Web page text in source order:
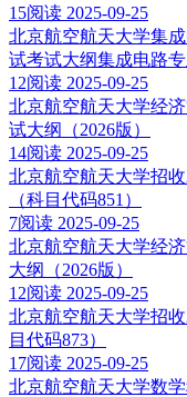
15阅读 2025-09-25
北京航空航天大学集
试考试大纲集成电路专
12阅读 2025-09-25
北京航空航天大学经
试大纲（2026版）
14阅读 2025-09-25
北京航空航天大学招
（科目代码851）
7阅读 2025-09-25
北京航空航天大学经
大纲（2026版）
12阅读 2025-09-25
北京航空航天大学招
目代码873）
17阅读 2025-09-25
北京航空航天大学数